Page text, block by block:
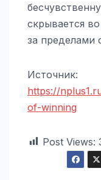
скрывается
за пределами
Источник:
https://
of-winning
Post Views: